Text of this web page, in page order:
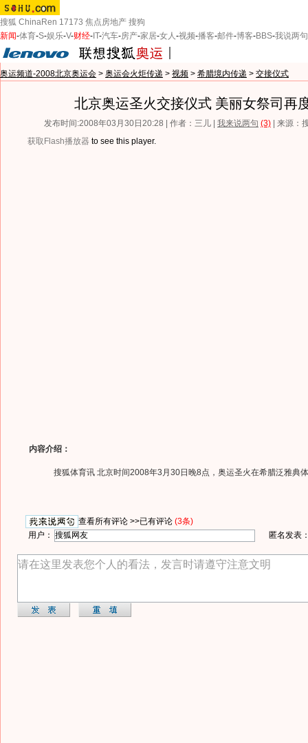
搜狐 ChinaRen 17173 焦点房地产 搜狗
新闻-体育-S-娱乐-V-财经- IT-汽车-房产-家居-女人-视频-播客-邮件-博客-BBS-我说两句
奥运频道-2008北京奥运会 > 奥运会火炬传递 > 视频 > 希腊境内传递 > 交接仪式
北京奥运圣火交接仪式 美丽女祭司再
发布时间:2008年03月30日20:28 | 作者：三儿 | 我来说两句 (3) | 来源：
获取Flash播放器 to see this player.
内容介绍：
搜狐体育讯 北京时间2008年3月30日晚8点，奥运圣火在希腊泛雅典
查看所有评论 >>已有评论 (3条)
用户：
匿名发表